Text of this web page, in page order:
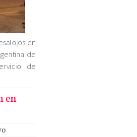
en
de
de
en